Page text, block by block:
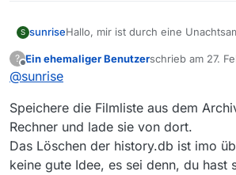
S sunriseHallo, mir ist durch eine
gegangen. Ich möchte jetzt den
sogar dafür zu blöd. Wenn ich
und “2022-01-18-filme.xz” in
einfüge, kriege ich nur die Popup-
der Filmliste hat nicht geklappt”.
einer Anleitung helfen. Vielen
?
Offline
Ein ehemaliger Benutzerschrieb am 27.
zuletzt editiert
@sunrise
Speichere die Filmliste aus dem
Rechner und lade sie von dort.
Das Löschen der history.db ist imo
keine gute Idee, es sei denn, du hast